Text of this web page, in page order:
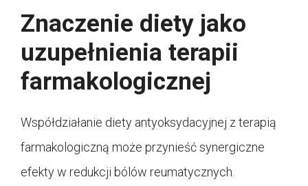
Znaczenie diety jako
uzupełnienia terapii
farmakologicznej
Współdziałanie diety antyoksydacyjnej z terapią
farmakologiczną może przynieść synergiczne
efekty w redukcji bólów reumatycznych.